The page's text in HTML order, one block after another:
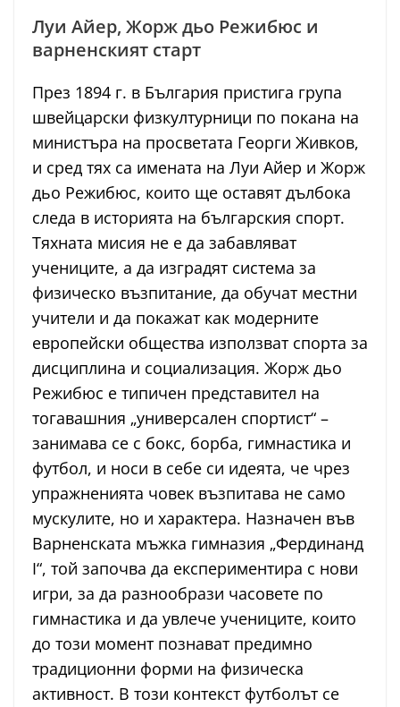
Луи Айер, Жорж дьо Режибюс и
варненският старт
През 1894 г. в България пристига група
швейцарски физкултурници по покана на
министъра на просветата Георги Живков,
и сред тях са имената на Луи Айер и Жорж
дьо Режибюс, които ще оставят дълбока
следа в историята на българския спорт.
Тяхната мисия не е да забавляват
учениците, а да изградят система за
физическо възпитание, да обучат местни
учители и да покажат как модерните
европейски общества използват спорта за
дисциплина и социализация. Жорж дьо
Режибюс е типичен представител на
тогавашния „универсален спортист“ –
занимава се с бокс, борба, гимнастика и
футбол, и носи в себе си идеята, че чрез
упражненията човек възпитава не само
мускулите, но и характера. Назначен във
Варненската мъжка гимназия „Фердинанд
I“, той започва да експериментира с нови
игри, за да разнообрази часовете по
гимнастика и да увлече учениците, които
до този момент познават предимно
традиционни форми на физическа
активност. В този контекст футболът се